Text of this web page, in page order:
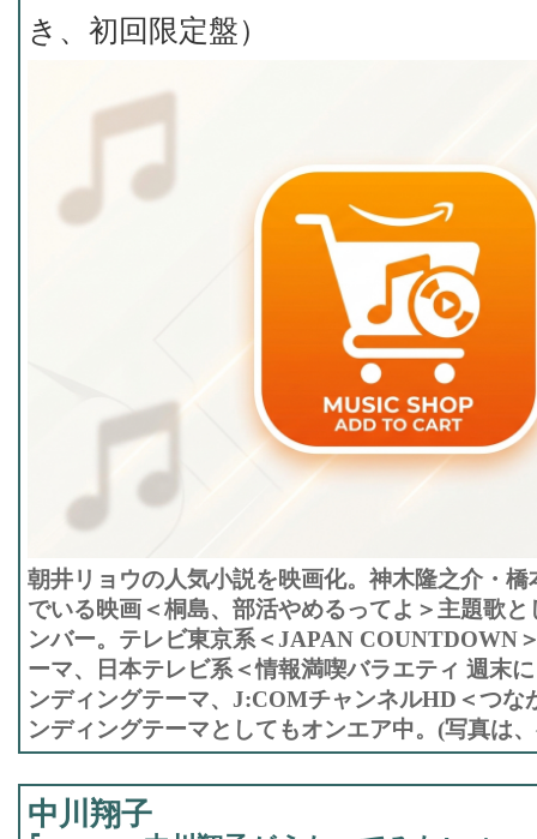
き、初回限定盤）
朝井リョウの人気小説を映画化。神木隆之介・
でいる映画＜桐島、部活やめるってよ＞主題歌
ンバー。テレビ東京系＜JAPAN COUNTDOWN
ーマ、日本テレビ系＜情報満喫バラエティ 週末
ンディングテーマ、J:COMチャンネルHD＜つな
ンディングテーマとしてもオンエア中。(写真は
中川翔子